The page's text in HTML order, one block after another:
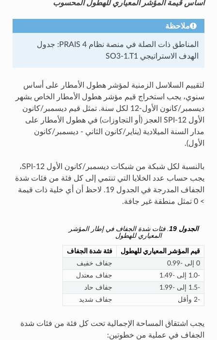
أساس قيمة المؤشر المعياري للهطول المحسوب
ملاحظة
المناطق ذات الصلة في منصة نظام PRAIS 4: جدول
الهدف الاستراتيجي SO3-1.T1
لتقييم السلاسل الزمنية لمؤشر هطول الأمطار على أساس
سنوي، يجب استخراج قيم مؤشر هطول الأمطار الخاص بشهر
ديسمبر/كانون الأول-12 لكل سنة. تمثل قيم ديسمبر/كانون
الأول SPI-12 العجز (أو التجاوزات) في هطول الأمطار على
مدار السنة الميلادية (يناير/كانون الثاني - ديسمبر/كانون
الأول).
بالنسبة لكل شبكة من شبكات ديسمبر/كانون الأول SPI-12،
يجب حساب عدد الخلايا التي تنتمي إلى كل فئة من فئات شدة
الجفاف المدرجة في الجدول 19. لاحظ أن أي خلية ذات قيمة
> 0 تمثل منطقة غير جافة.
الجدول 19
. فئات شدة الجفاف في إطار المؤشر
المعياري للهطول
قيم المؤشر المعياري للهطول
فئة شدة الجفاف
0 إلى -0.99
جفاف خفيف
-1.0 إلى -1.49
جفاف معتدل
-1.5 إلى -1.99
جفاف حاد
-2 وأقل
جفاف شديد
يجب اشتقاق المساحة الإجمالية تحت كل فئة من فئات شدة
الجفاف في عملية من خطوتين: